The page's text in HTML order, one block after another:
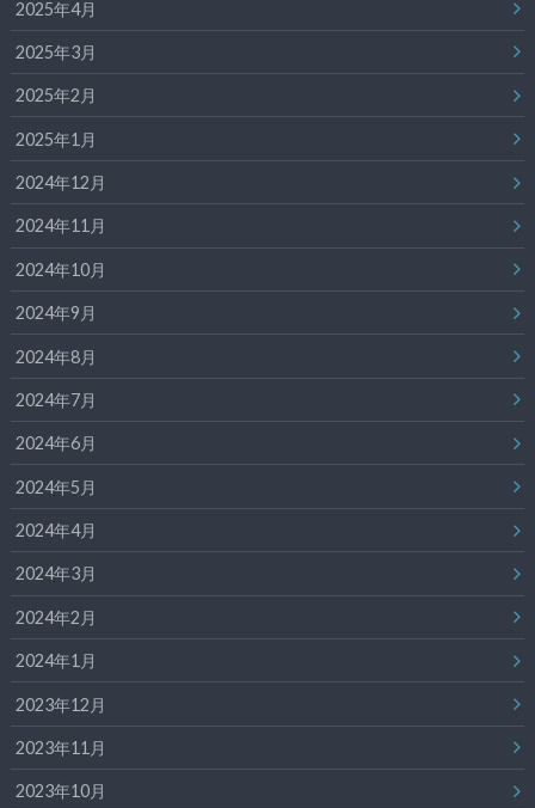
2025年4月
2025年3月
2025年2月
2025年1月
2024年12月
2024年11月
2024年10月
2024年9月
2024年8月
2024年7月
2024年6月
2024年5月
2024年4月
2024年3月
2024年2月
2024年1月
2023年12月
2023年11月
2023年10月